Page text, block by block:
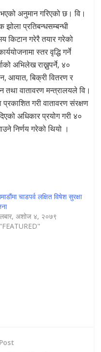
अनुमान गरिएको छ। वि।
झोला प्रतिबन्धसम्बन्धी
किटान गरेरै तयार गरेको
स्तर वृद्धि गर्ने
अभिलेख राख्नुपर्ने, ४०
आयात, बिक्री वितरण र
वातावरण मन्त्रालयले वि।
गरी वातावरण संरक्षण
अधिकार प्रयोग गरी ४०
निर्णय गरेको थियो ।
चाडपर्व लक्षित विषेश सुरक्षा
अशोज ४, २०७९